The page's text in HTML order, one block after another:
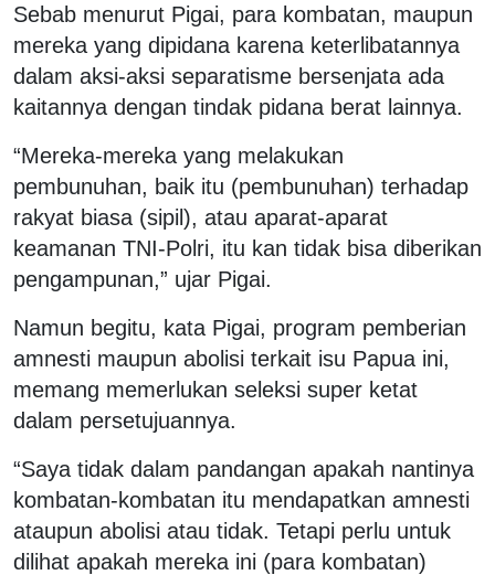
Sebab menurut Pigai, para kombatan, maupun
mereka yang dipidana karena keterlibatannya
dalam aksi-aksi separatisme bersenjata ada
kaitannya dengan tindak pidana berat lainnya.
“Mereka-mereka yang melakukan
pembunuhan, baik itu (pembunuhan) terhadap
rakyat biasa (sipil), atau aparat-aparat
keamanan TNI-Polri, itu kan tidak bisa diberikan
pengampunan,” ujar Pigai.
Namun begitu, kata Pigai, program pemberian
amnesti maupun abolisi terkait isu Papua ini,
memang memerlukan seleksi super ketat
dalam persetujuannya.
“Saya tidak dalam pandangan apakah nantinya
kombatan-kombatan itu mendapatkan amnesti
ataupun abolisi atau tidak. Tetapi perlu untuk
dilihat apakah mereka ini (para kombatan)